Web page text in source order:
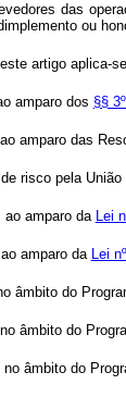
das
ou
artigo aplica-
amparo dos §§ 3º
ao amparo das
de risco pela
ao amparo da Lei
amparo da Lei
âmbito do
âmbito do
âmbito do